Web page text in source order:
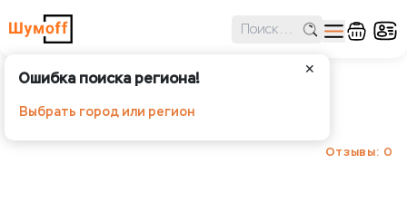
✕
Ошибка поиска региона!
Выбрать город или регион
Отзывы: 0